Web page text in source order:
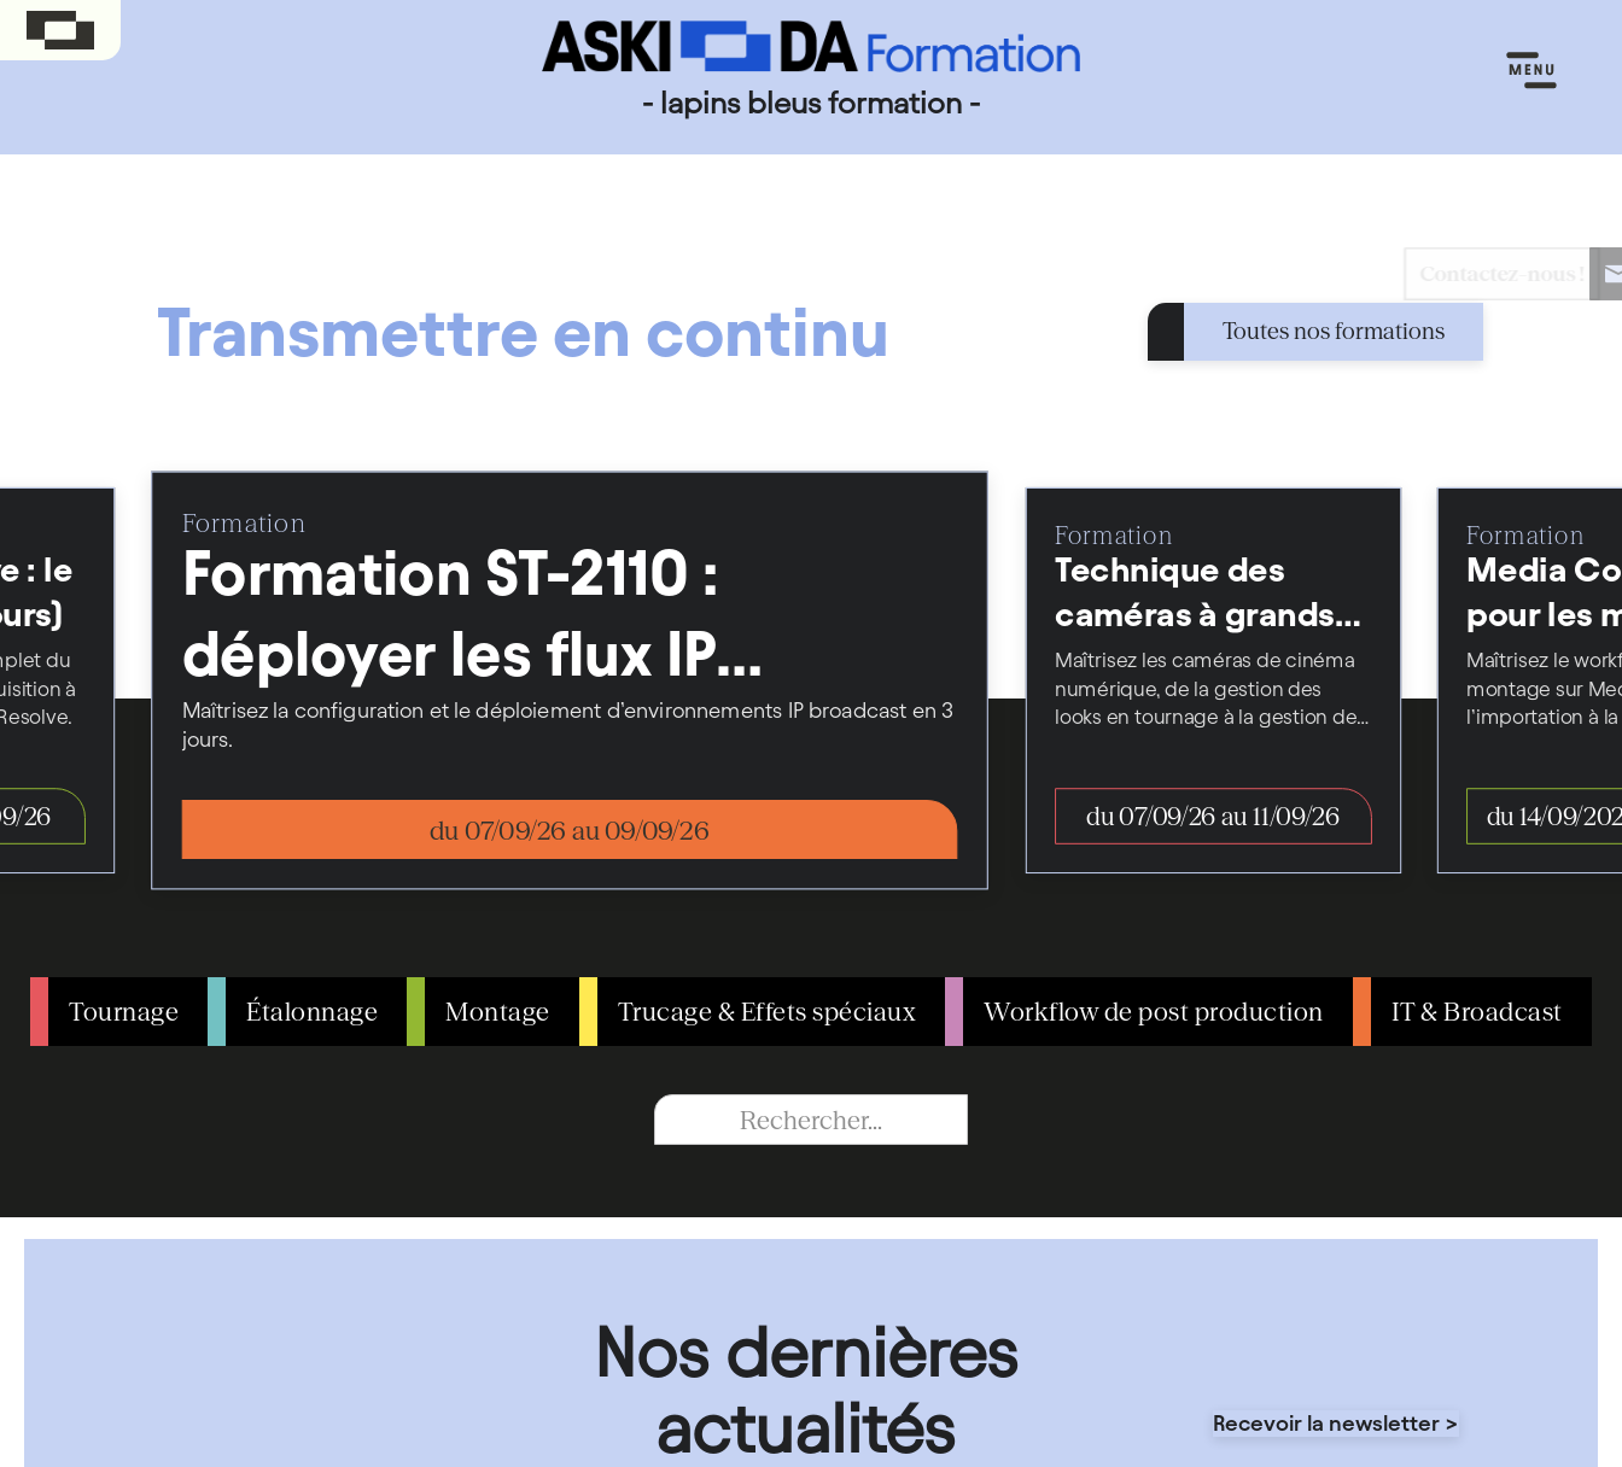
- lapins bleus formation -
Transmettre en continu Toutes nos formations
: le
du
à
26
Formation
Formation ST-2110 :
déployer les flux IP
broadcast
Maîtrisez la configuration et le déploiement d’environnements IP broadcast en 3
jours.
du 07/09/26 au 09/09/26
Formation
Technique des
caméras à grands
capteurs
Maîtrisez les caméras de cinéma
numérique, de la gestion des
looks en tournage à la gestion des
du 07/09/26 au 11/09/26
Formation
Media
pour les
Maîtrisez le
montage sur
l’importation à
Tournage Étalonnage Montage Trucage & Effets spéciaux Workflow de post production IT & Broadcast
Nos dernières
actualités
Recevoir la newsletter >